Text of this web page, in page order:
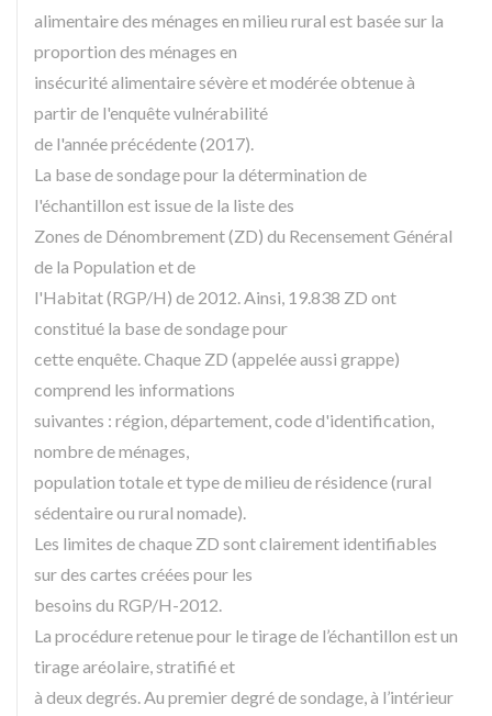
alimentaire des ménages en milieu rural est basée sur la
proportion des ménages en
insécurité alimentaire sévère et modérée obtenue à
partir de l'enquête vulnérabilité
de l'année précédente (2017).
La base de sondage pour la détermination de
l'échantillon est issue de la liste des
Zones de Dénombrement (ZD) du Recensement Général
de la Population et de
l'Habitat (RGP/H) de 2012. Ainsi, 19.838 ZD ont
constitué la base de sondage pour
cette enquête. Chaque ZD (appelée aussi grappe)
comprend les informations
suivantes : région, département, code d'identification,
nombre de ménages,
population totale et type de milieu de résidence (rural
sédentaire ou rural nomade).
Les limites de chaque ZD sont clairement identifiables
sur des cartes créées pour les
besoins du RGP/H-2012.
La procédure retenue pour le tirage de l’échantillon est un
tirage aréolaire, stratifié et
à deux degrés. Au premier degré de sondage, à l’intérieur